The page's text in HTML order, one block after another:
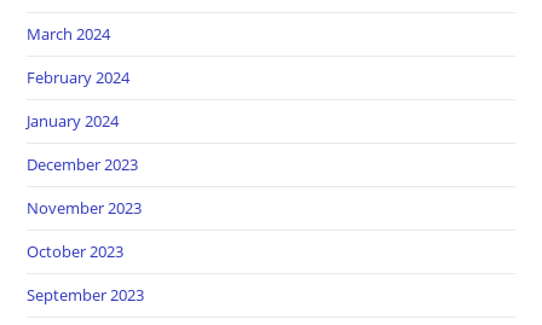
March 2024
February 2024
January 2024
December 2023
November 2023
October 2023
September 2023